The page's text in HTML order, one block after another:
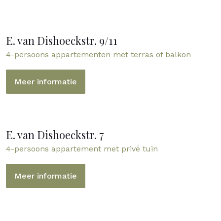
E. van Dishoeckstr. 9/11
4-persoons appartementen met terras of balkon
Meer informatie
E. van Dishoeckstr. 7
4-persoons appartement met privé tuin
Meer informatie